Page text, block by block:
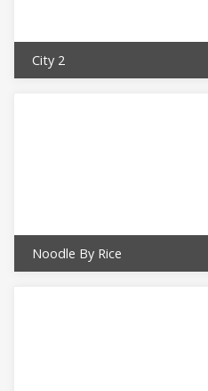
City 2
Noodle By Rice